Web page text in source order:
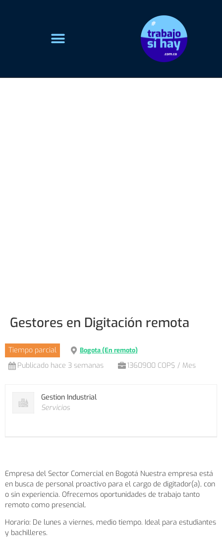
Gestores en Digitación remota
Tiempo parcial Bogota (En remoto)
Publicado hace 3 semanas 1360900 COP$ / Mes
Gestion Industrial
Servicios
Empresa del Sector Comercial en Bogotá Nuestra empresa está
en busca de personal proactivo para el cargo de digitador(a), con
o sin experiencia. Ofrecemos oportunidades de trabajo tanto
remoto como presencial.
Horario: De lunes a viernes, medio tiempo. Ideal para estudiantes
y bachilleres.